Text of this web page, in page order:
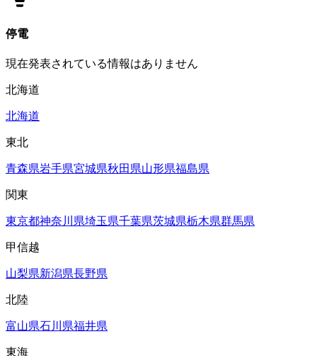
停電
現在発表されている情報はありません
北海道
北海道
東北
青森県岩手県宮城県秋田県山形県福島県
関東
東京都神奈川県埼玉県千葉県茨城県栃木県群馬県
甲信越
山梨県新潟県長野県
北陸
富山県石川県福井県
東海